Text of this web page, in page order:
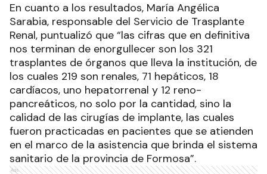
En cuanto a los resultados, María Angélica
Sarabia, responsable del Servicio de Trasplante
Renal, puntualizó que “las cifras que en definitiva
nos terminan de enorgullecer son los 321
trasplantes de órganos que lleva la institución, de
los cuales 219 son renales, 71 hepáticos, 18
cardíacos, uno hepatorrenal y 12 reno-
pancreáticos, no solo por la cantidad, sino la
calidad de las cirugías de implante, las cuales
fueron practicadas en pacientes que se atienden
en el marco de la asistencia que brinda el sistema
sanitario de la provincia de Formosa”.
Ads